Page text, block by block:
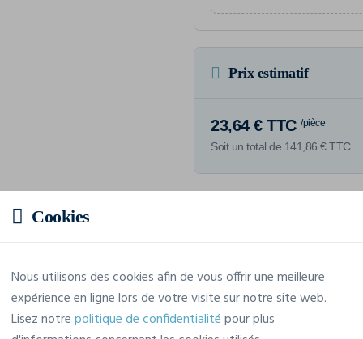
Prix estimatif
23,64 € TTC /pièce
Soit un total de 141,86 € TTC
Caractéristiques
Marque
Kariban
Cookies
Nous utilisons des cookies afin de vous offrir une meilleure
expérience en ligne lors de votre visite sur notre site web.
Lisez notrepolitique de confidentialitépour plus